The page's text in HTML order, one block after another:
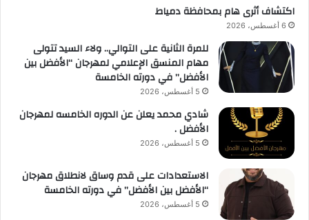
اكتشاف أثرى هام بمحافظة دمياط
6 أغسطس، 2026
للمرة الثانية على التوالي.. ولاء السيد تتولى
مهام المنسق الإعلامي لمهرجان “الأفضل بين
الأفضل” في دورته الخامسة
5 أغسطس، 2026
شادي محمد يعلن عن الدوره الخامسه لمهرجان
الأفضل .
5 أغسطس، 2026
الاستعدادات على قدم وساق لانطلاق مهرجان
“الأفضل بين الأفضل” في دورته الخامسة
5 أغسطس، 2026